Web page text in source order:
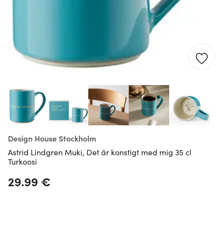
Design House Stockholm
Astrid Lindgren Muki, Det är konstigt med mig 35 cl
Turkoosi
29.99 €